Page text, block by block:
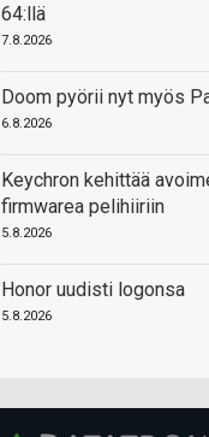
64:llä
7.8.2026
Doom pyörii nyt myös
6.8.2026
Keychron kehittää
firmwarea pelihiiriin
5.8.2026
Honor uudisti logonsa
5.8.2026